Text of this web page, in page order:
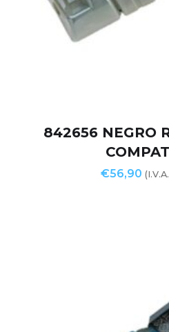
842656 NEGRO
€56,90